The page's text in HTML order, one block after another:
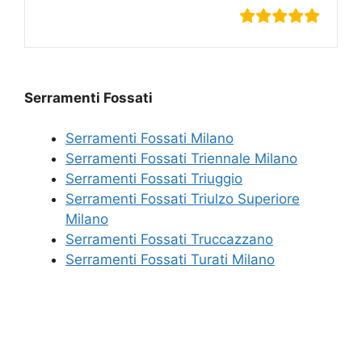
Serramenti Fossati
Serramenti Fossati Milano
Serramenti Fossati Triennale Milano
Serramenti Fossati Triuggio
Serramenti Fossati Triulzo Superiore
Milano
Serramenti Fossati Truccazzano
Serramenti Fossati Turati Milano